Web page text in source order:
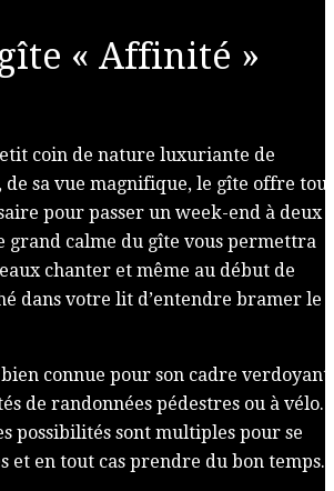
« Affinité »
coin de nature luxuriante de
de sa vue magnifique, le gîte offre tout
pour passer un week-end à deux
grand calme du gîte vous permettra
chanter et même au début de
dans votre lit d’entendre bramer le
connue pour son cadre verdoyant
de randonnées pédestres ou à vélo.
possibilités sont multiples pour se
et en tout cas prendre du bon temps.